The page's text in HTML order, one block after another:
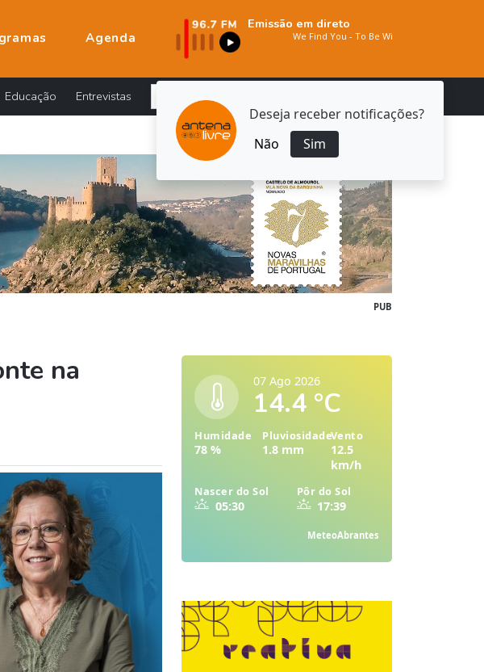
Deseja receber notificações?
Não
Sim
Agenda
Emissão em direto
Educação Entrevistas
PUB
na
07 Ago 2026
14.4 °C
Humidade
78 %
Pluviosidade
1.8 mm
Vento
12.5
km/h
Nascer do Sol
05:30
Pôr do Sol
17:39
MeteoAbrantes